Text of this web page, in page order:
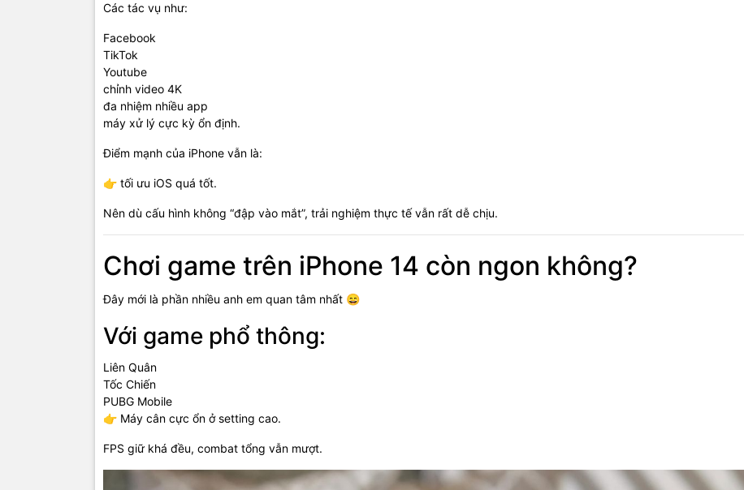
Các tác vụ như:
Facebook
TikTok
Youtube
chỉnh video 4K
đa nhiệm nhiều app
máy xử lý cực kỳ ổn định.
Điểm mạnh của iPhone vẫn là:
👉 tối ưu iOS quá tốt.
Nên dù cấu hình không “đập vào mắt”, trải nghiệm thực tế vẫn rất dễ chịu.
Chơi game trên iPhone 14 còn ngon không?
Đây mới là phần nhiều anh em quan tâm nhất 😄
Với game phổ thông:
Liên Quân
Tốc Chiến
PUBG Mobile
👉 Máy cân cực ổn ở setting cao.
FPS giữ khá đều, combat tổng vẫn mượt.